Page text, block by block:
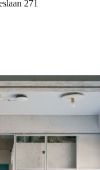
271